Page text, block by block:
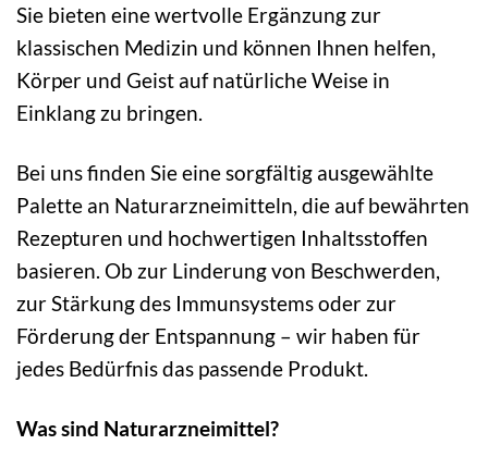
Sie bieten eine wertvolle Ergänzung zur
klassischen Medizin und können Ihnen helfen,
Körper und Geist auf natürliche Weise in
Einklang zu bringen.
Bei uns finden Sie eine sorgfältig ausgewählte
Palette an Naturarzneimitteln, die auf bewährten
Rezepturen und hochwertigen Inhaltsstoffen
basieren. Ob zur Linderung von Beschwerden,
zur Stärkung des Immunsystems oder zur
Förderung der Entspannung – wir haben für
jedes Bedürfnis das passende Produkt.
Was sind Naturarzneimittel?